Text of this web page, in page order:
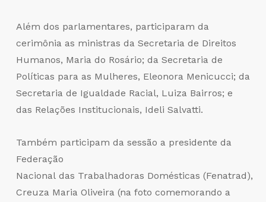
Além dos parlamentares, participaram da
cerimônia as ministras da Secretaria de Direitos
Humanos, Maria do Rosário; da Secretaria de
Políticas para as Mulheres, Eleonora Menicucci; da
Secretaria de Igualdade Racial, Luiza Bairros; e
das Relações Institucionais, Ideli Salvatti.
Também participam da sessão a presidente da
Federação
Nacional das Trabalhadoras Domésticas (Fenatrad),
Creuza Maria Oliveira (na foto comemorando a